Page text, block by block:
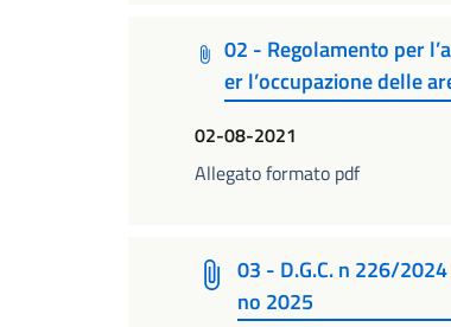
02 - Regolamento per
er l’occupazione delle
02-08-2021
Allegato formato pdf
03 - D.G.C. n 226/
no 2025